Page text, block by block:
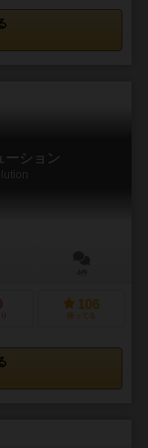
ーション
106
持ってる